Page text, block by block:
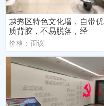
越秀区特色文化墙，自带优
质背胶，不易脱落，经
价格：面议